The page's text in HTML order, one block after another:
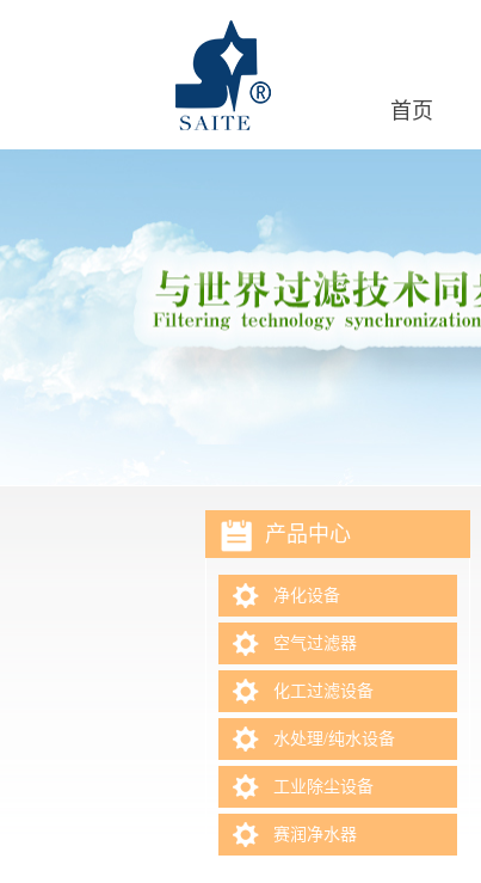
首页
产品中心
净化设备
空气过滤器
化工过滤设备
水处理/纯水设备
工业除尘设备
赛润净水器